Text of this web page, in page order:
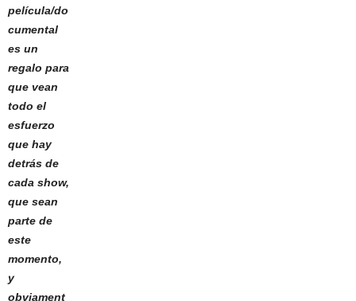
película/do
cumental
es un
regalo para
que vean
todo el
esfuerzo
que hay
detrás de
cada show,
que sean
parte de
este
momento,
y
obviament